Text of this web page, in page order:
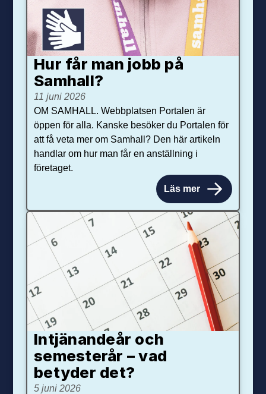
Hur får man jobb på
Samhall?
11 juni 2026
OM SAMHALL. Webbplatsen Portalen är
öppen för alla. Kanske besöker du Portalen för
att få veta mer om Samhall? Den här artikeln
handlar om hur man får en anställning i
företaget.
Läs mer
Intjänandeår och
semesterår – vad
betyder det?
5 juni 2026